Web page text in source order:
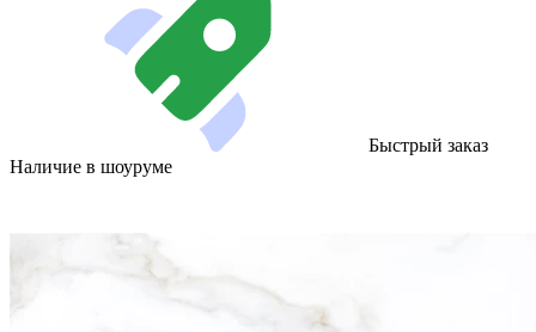
Быстрый заказ
Наличие в шоуруме